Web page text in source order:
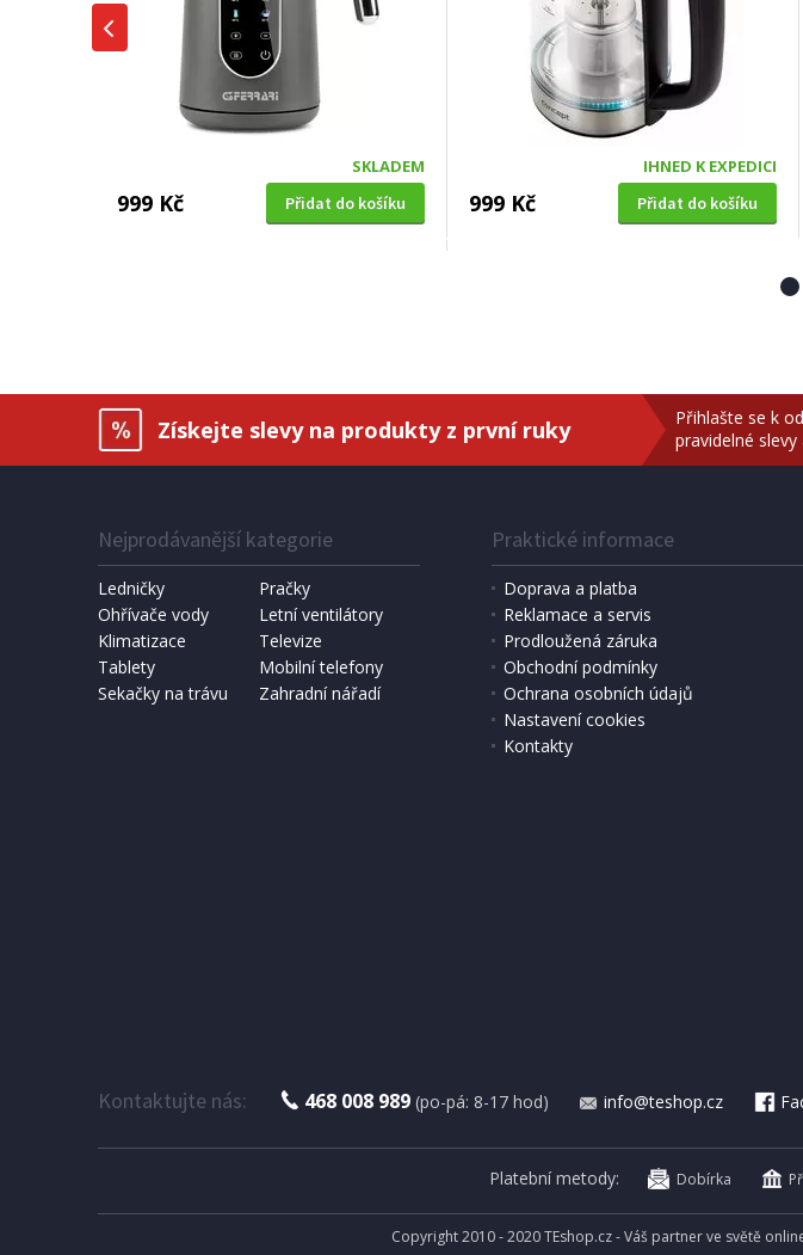
SKLADEM
999 Kč Přidat do košíku
IHNED K EXPEDICI
999 Kč Přidat do košíku
SKLADEM
999 Kč Přidat do košíku
Získejte slevy na produkty z první ruky
Přihlašte se k
pravidelné
Nejprodávanější kategorie
Ledničky
Pračky
Ohřívače vody
Letní ventilátory
Klimatizace
Televize
Tablety
Mobilní telefony
Sekačky na trávu
Zahradní nářadí
Praktické informace
Doprava a platba
Reklamace a servis
Prodloužená záruka
Obchodní podmínky
Ochrana osobních údajů
Nastavení cookies
Kontakty
Kontaktujte nás: 468 008 989 (po-pá: 8-17 hod) info@teshop.cz
Platební metody: Dobírka
Copyright 2010 - 2020 TEshop.cz - Váš partner ve světě